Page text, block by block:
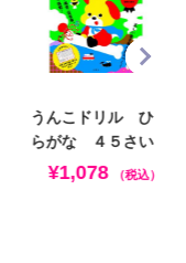
うんこドリル ひ
らがな ４５さい
¥1,078 （税込）